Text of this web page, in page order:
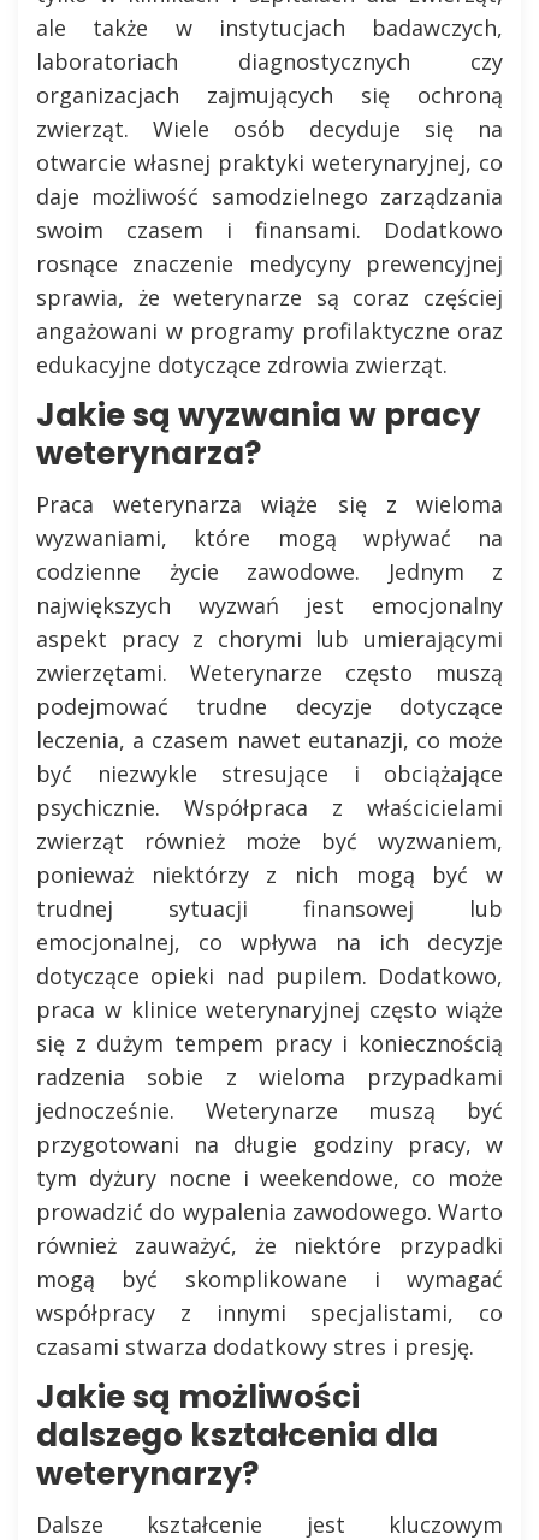
ale także w instytucjach badawczych,
laboratoriach diagnostycznych czy
organizacjach zajmujących się ochroną
zwierząt. Wiele osób decyduje się na
otwarcie własnej praktyki weterynaryjnej, co
daje możliwość samodzielnego zarządzania
swoim czasem i finansami. Dodatkowo
rosnące znaczenie medycyny prewencyjnej
sprawia, że weterynarze są coraz częściej
angażowani w programy profilaktyczne oraz
edukacyjne dotyczące zdrowia zwierząt.
Jakie są wyzwania w pracy
weterynarza?
Praca weterynarza wiąże się z wieloma
wyzwaniami, które mogą wpływać na
codzienne życie zawodowe. Jednym z
największych wyzwań jest emocjonalny
aspekt pracy z chorymi lub umierającymi
zwierzętami. Weterynarze często muszą
podejmować trudne decyzje dotyczące
leczenia, a czasem nawet eutanazji, co może
być niezwykle stresujące i obciążające
psychicznie. Współpraca z właścicielami
zwierząt również może być wyzwaniem,
ponieważ niektórzy z nich mogą być w
trudnej sytuacji finansowej lub
emocjonalnej, co wpływa na ich decyzje
dotyczące opieki nad pupilem. Dodatkowo,
praca w klinice weterynaryjnej często wiąże
się z dużym tempem pracy i koniecznością
radzenia sobie z wieloma przypadkami
jednocześnie. Weterynarze muszą być
przygotowani na długie godziny pracy, w
tym dyżury nocne i weekendowe, co może
prowadzić do wypalenia zawodowego. Warto
również zauważyć, że niektóre przypadki
mogą być skomplikowane i wymagać
współpracy z innymi specjalistami, co
czasami stwarza dodatkowy stres i presję.
Jakie są możliwości
dalszego kształcenia dla
weterynarzy?
Dalsze kształcenie jest kluczowym